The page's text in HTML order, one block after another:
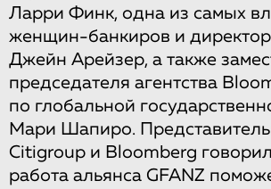
Ларри Финк, одна из самых
женщин-банкиров и
Джейн Aрейзер, а также
председателя агентства
по глобальной
Мари Шапиро.
Citigroup и Bloomberg
работа альянса GFANZ